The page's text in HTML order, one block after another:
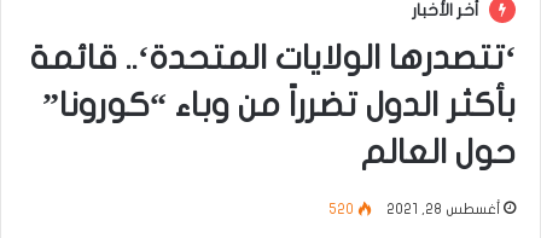
أخر الأخبار
‘تتصدرها الولايات المتحدة‘.. قائمة
بأكثر الدول تضرراً من وباء “كورونا”
حول العالم
أغسطس 28, 2021 520